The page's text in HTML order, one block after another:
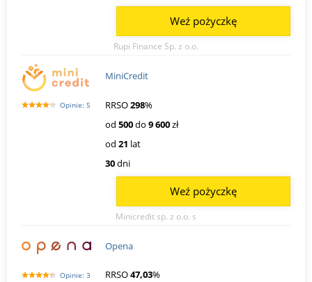
Rupi Finance Sp. z o.o.
Weź pożyczkę
Opinie: 5
MiniCredit
RRSO298%
od 500do 9 600zł
od 21 lat
30dni
Minicredit sp. z o.o. s
Weź pożyczkę
Opinie: 3
Opena
RRSO47,03%